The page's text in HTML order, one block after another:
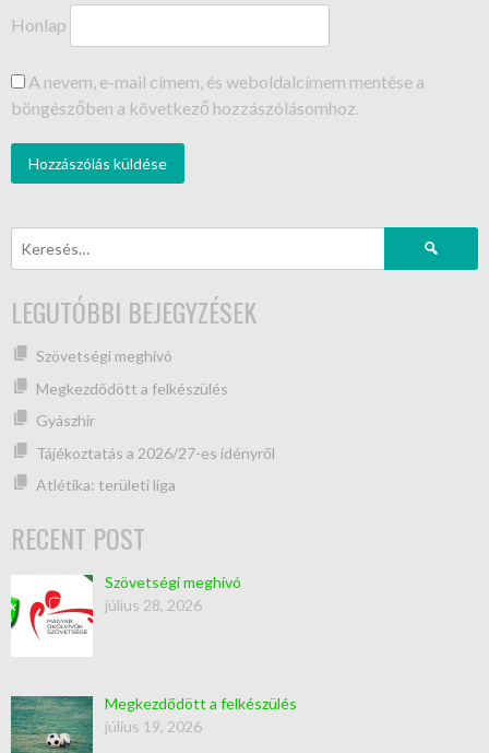
Honlap
A nevem, e-mail címem, és weboldalcímem mentése a
böngészőben a következő hozzászólásomhoz.
LEGUTÓBBI BEJEGYZÉSEK
Szövetségi meghívó
Megkezdődött a felkészülés
Gyászhír
Tájékoztatás a 2026/27-es idényről
Atlétika: területi liga
RECENT POST
Szövetségi meghívó
július 28, 2026
Megkezdődött a felkészülés
július 19, 2026